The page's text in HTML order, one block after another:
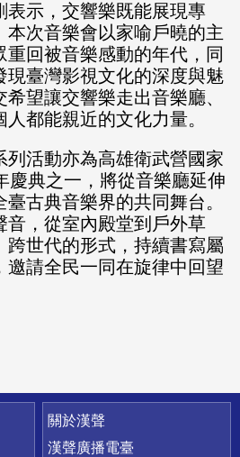
表示，交響樂既能展現專
本次音樂會以家喻戶曉的主
重回被音樂感動的年代，同
現臺灣影視文化的深度與魅
望讓交響樂走出音樂廳、
都能親近的文化力量。
列活動亦為高雄衛武營國家
慶典之一，將從音樂廳延伸
古典音樂界的共同舞台。
音，從室內殿堂到戶外草
跨世代的形式，持續書寫屬
邀請全民一同在旋律中回望
關於漢聲
漢聲廣播電臺